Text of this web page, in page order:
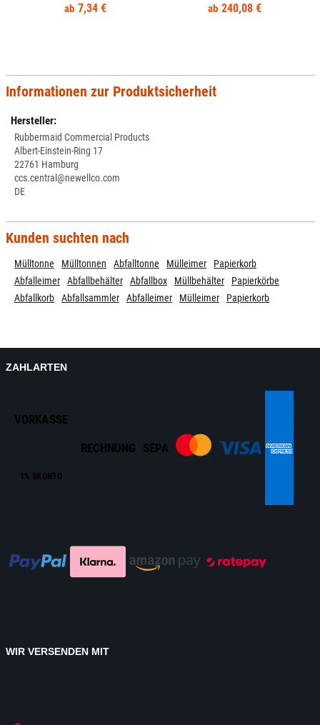
7,34 € 240,08 €
Informationen zur Produktsicherheit
Hersteller:
Rubbermaid Commercial Products
Albert-Einstein-Ring 17
22761 Hamburg
ccs.central@newellco.com
DE
Kunden suchten nach
Mülltonne Mülltonnen Abfalltonne Mülleimer
Papierkorb
Abfalleimer
Abfallbehälter Abfallbox Müllbehälter
Papierkörbe
Abfallkorb
Abfallsammler Abfalleimer Mülleimer Papierkorb
ZAHLARTEN
VORKASSE
1% SKONTO
RECHNUNG SEPA
WIR VERSENDEN MIT